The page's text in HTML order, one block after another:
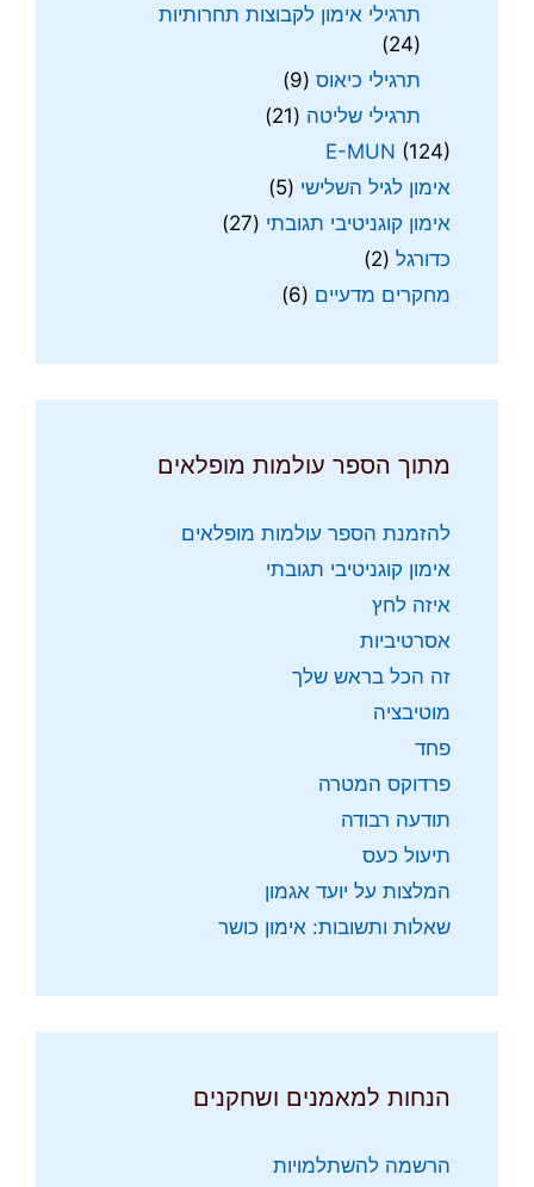
תרגילי אימון לקבוצות תחרותיות
(24)
תרגילי כיאוס (9)
תרגילי שליטה (21)
E-MUN (124)
אימון לגיל השלישי (5)
אימון קוגניטיבי תגובתי (27)
כדורגל (2)
מחקרים מדעיים (6)
מתוך הספר עולמות מופלאים
להזמנת הספר עולמות מופלאים
אימון קוגניטיבי תגובתי
איזה לחץ
אסרטיביות
זה הכל בראש שלך
מוטיבציה
פחד
פרדוקס המטרה
תודעה רבודה
תיעול כעס
המלצות על יועד אגמון
שאלות ותשובות: אימון כושר
הנחות למאמנים ושחקנים
הרשמה להשתלמויות